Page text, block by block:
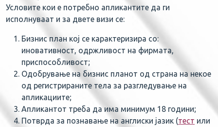
Условите кои е потребно апликантите да ги
исполнуваат и за двете визи се:
Бизнис план кој се карактеризира со:
иновативност, одржливост на фирмата,
приспособливост;
Одобрување на бизнис планот од страна на некое
од регистрираните тела за разгледување на
апликациите;
Апликантот треба да има минимум 18 години;
Потврда за познавање на англиски јазик (тест или